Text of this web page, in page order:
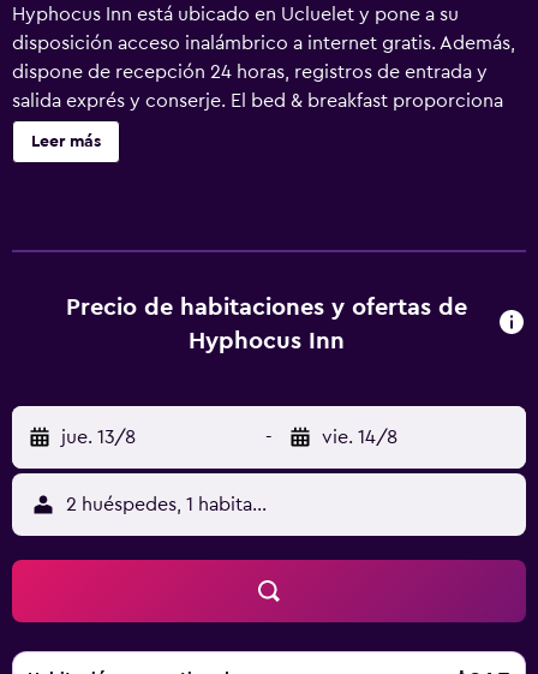
Hyphocus Inn está ubicado en Ucluelet y pone a su
disposición acceso inalámbrico a internet gratis. Además,
dispone de recepción 24 horas, registros de entrada y
salida exprés y conserje. El bed & breakfast proporciona
un alojamiento acogedor y servicio de habitaciones y,
además, todas las mañanas sirve un desayuno continental.
huéspedes que deseen salir a cenar fuera durante su
estancia en Hyphocus Inn, les agradará saber que en las
Leer más
Precio de habitaciones y ofertas de
Hyphocus Inn
jue. 13/8 - vie. 14/8
2 huéspedes, 1 habitación